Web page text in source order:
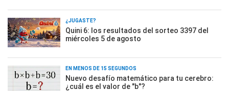
¿JUGASTE?
Quini 6: los resultados del sorteo 3397 del
miércoles 5 de agosto
EN MENOS DE 15 SEGUNDOS
Nuevo desafío matemático para tu cerebro:
¿cuál es el valor de "b"?